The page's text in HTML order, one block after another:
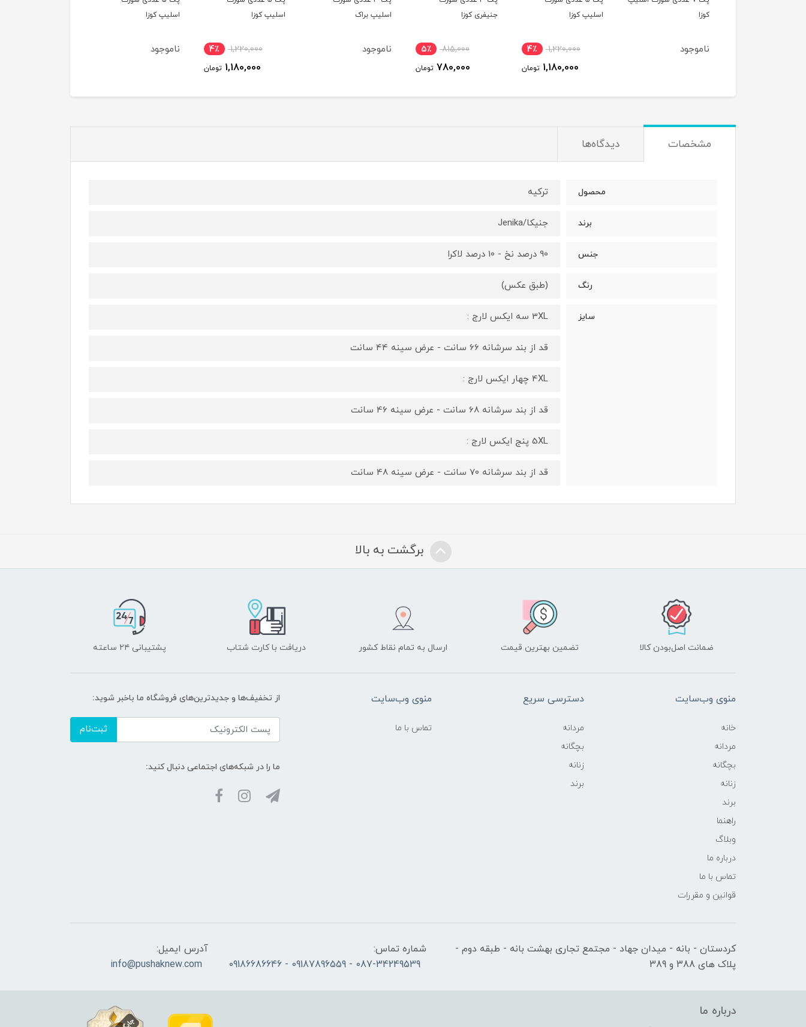
کوزا
ناموجود
اسلیپ کوزا
1,220,000 4٪
1,180,000 تومان
جنیفری کوزا
815,000 5٪
780,000 تومان
اسلیپ براک
ناموجود
اسلیپ کوزا
1,220,000 4٪
1,180,000 تومان
اسلیپ کوزا
ناموجود
مشخصات دیدگاه‌ها
محصول ترکیه
برند جنیکا/Jenika
جنس 90 درصد نخ - 10 درصد لاکرا
رنگ (طبق عکس)
سایز 3XL سه ایکس لارج :
قد از بند سرشانه 66 سانت - عرض سینه 44 سانت
4XL چهار ایکس لارج :
قد از بند سرشانه 68 سانت - عرض سینه 46 سانت
5XL پنج ایکس لارج :
قد از بند سرشانه 70 سانت - عرض سینه 48 سانت
برگشت به بالا
ضمانت اصل‌بودن کالا تضمین بهترین قیمت ارسال به تمام نقاط کشور دریافت با کارت شتاب پشتیبانی ۲۴ ساعته
منوی وب‌سایت
خانه
مردانه
بچگانه
زنانه
برند
راهنما
وبلاگ
درباره ما
تماس با ما
قوانین و مقررات
دسترسی سریع
مردانه
بچگانه
زنانه
برند
منوی وب‌سایت
تماس با ما
از تخفیف‌ها و جدیدترین‌های فروشگاه ما باخبر شوید:
ثبت‌نام
ما را در شبکه‌های اجتماعی دنبال کنید:
کردستان - بانه - میدان جهاد - مجتمع تجاری بهشت بانه - طبقه دوم -
پلاک های 388 و 389
شماره تماس:
087-34249539 - 09187896559 - 09186686646
آدرس ایمیل:
info@pushaknew.com
درباره ما